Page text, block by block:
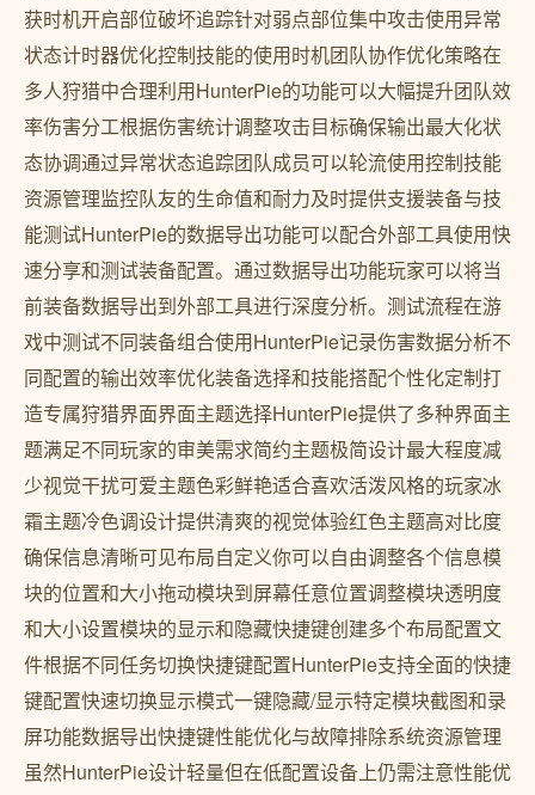
获时机开启部位破坏追踪针对弱点部位集中攻击使用异常
状态计时器优化控制技能的使用时机团队协作优化策略在
多人狩猎中合理利用HunterPie的功能可以大幅提升团队效
率伤害分工根据伤害统计调整攻击目标确保输出最大化状
态协调通过异常状态追踪团队成员可以轮流使用控制技能
资源管理监控队友的生命值和耐力及时提供支援装备与技
能测试HunterPie的数据导出功能可以配合外部工具使用快
速分享和测试装备配置。通过数据导出功能玩家可以将当
前装备数据导出到外部工具进行深度分析。测试流程在游
戏中测试不同装备组合使用HunterPie记录伤害数据分析不
同配置的输出效率优化装备选择和技能搭配个性化定制打
造专属狩猎界面界面主题选择HunterPie提供了多种界面主
题满足不同玩家的审美需求简约主题极简设计最大程度减
少视觉干扰可爱主题色彩鲜艳适合喜欢活泼风格的玩家冰
霜主题冷色调设计提供清爽的视觉体验红色主题高对比度
确保信息清晰可见布局自定义你可以自由调整各个信息模
块的位置和大小拖动模块到屏幕任意位置调整模块透明度
和大小设置模块的显示和隐藏快捷键创建多个布局配置文
件根据不同任务切换快捷键配置HunterPie支持全面的快捷
键配置快速切换显示模式一键隐藏/显示特定模块截图和录
屏功能数据导出快捷键性能优化与故障排除系统资源管理
虽然HunterPie设计轻量但在低配置设备上仍需注意性能优